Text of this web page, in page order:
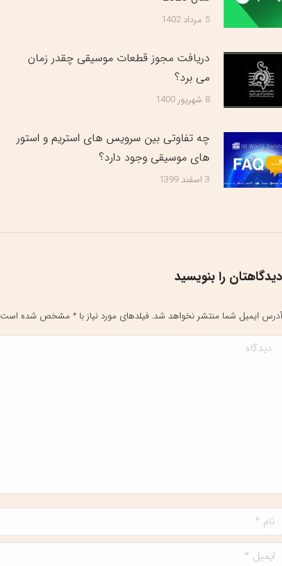
5 مرداد 1402
دریافت مجوز قطعات موسیقی چقدر زمان
می برد؟
8 شهریور 1400
چه تفاوتی بین سرویس های استریم و استور
های موسیقی وجود دارد؟
3 اسفند 1399
دیدگاهتان را بنویسید
آدرس ایمیل شما منتشر نخواهد شد. فیلدهای مورد نیاز با * مشخص شده است
دیدگاه
نام *
ایمیل *